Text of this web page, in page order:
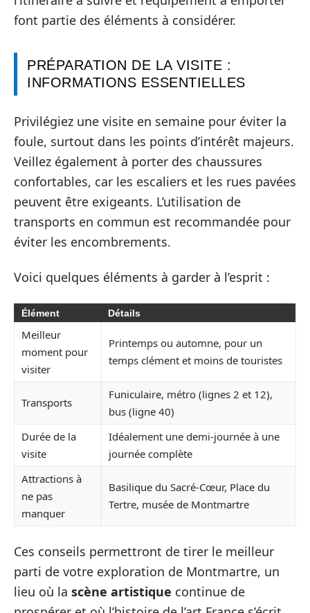
font partie des éléments à considérer.
PRÉPARATION DE LA VISITE :
INFORMATIONS ESSENTIELLES
Privilégiez une visite en semaine pour éviter la
foule, surtout dans les points d’intérêt majeurs.
Veillez également à porter des chaussures
confortables, car les escaliers et les rues pavées
peuvent être exigeants. L’utilisation de
transports en commun est recommandée pour
éviter les encombrements.
Voici quelques éléments à garder à l’esprit :
Élément Détails
Meilleur
moment pour
visiter
Printemps ou automne, pour un
temps clément et moins de touristes
Transports
Funiculaire, métro (lignes 2 et 12),
bus (ligne 40)
Durée de la
visite
Idéalement une demi-journée à une
journée complète
Attractions à
ne pas
manquer
Basilique du Sacré-Cœur, Place du
Tertre, musée de Montmartre
Ces conseils permettront de tirer le meilleur
parti de votre exploration de Montmartre, un
lieu où la scène artistique continue de